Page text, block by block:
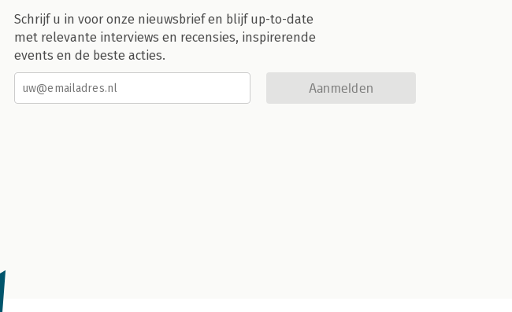
Schrijf u in voor onze nieuwsbrief en blijf up-to-date
met relevante interviews en recensies, inspirerende
events en de beste acties.
Aanmelden